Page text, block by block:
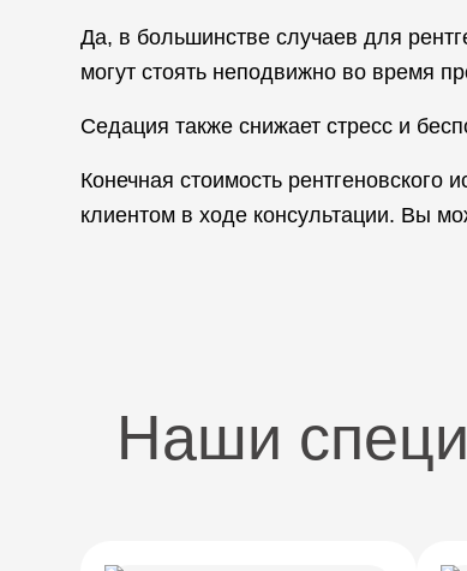
Да, в большинстве случаев для
могут стоять неподвижно во время
Седация также снижает стресс и
Конечная стоимость
клиентом в ходе консультации. Вы
Наши